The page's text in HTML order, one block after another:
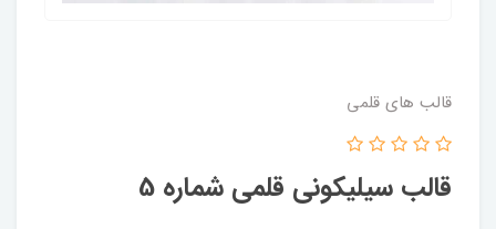
قالب های قلمی
قالب سیلیکونی قلمی شماره 5